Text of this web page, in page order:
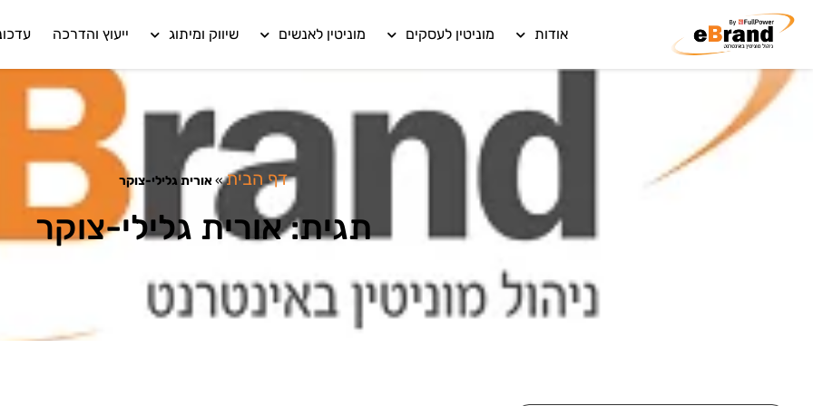
אודות מוניטין לעסקים מוניטין לאנשים שיווק ומיתוג ייעוץ והדרכה
דף הבית»אורית גלילי-צוקר
תגית: אורית גלילי-צוקר